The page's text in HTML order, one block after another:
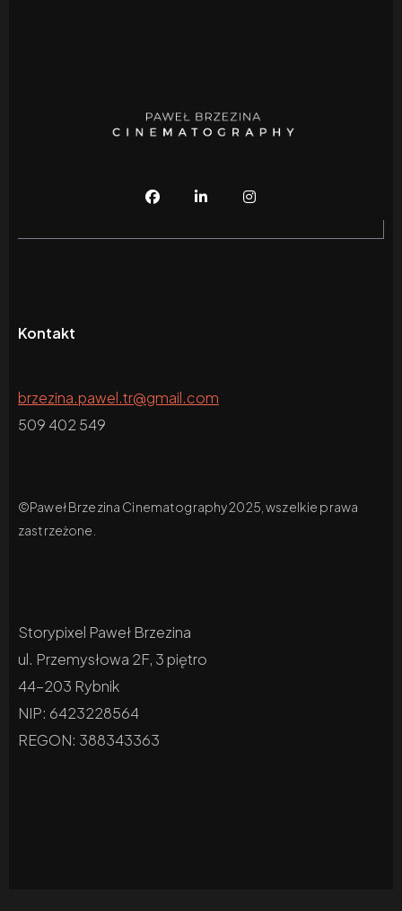
Kontakt
brzezina.pawel.tr@gmail.com
509 402 549
©Paweł Brzezina Cinematography 2025, wszelkie prawa
zastrzeżone.
Storypixel Paweł Brzezina
ul. Przemysłowa 2F, 3 piętro
44-203 Rybnik
NIP: 6423228564
REGON: 388343363